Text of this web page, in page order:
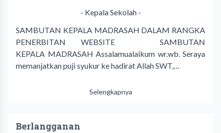
- Kepala Sekolah -
SAMBUTAN KEPALA MADRASAH DALAM RANGKA
PENERBITAN WEBSITE SAMBUTAN
KEPALA MADRASAH Assalamualaikum wr.wb. Seraya
memanjatkan puji syukur ke hadirat Allah SWT,…
Selengkapnya
Berlangganan